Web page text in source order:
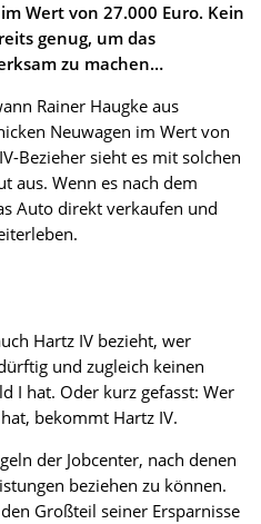
Wert von 27.000 Euro. Kein
genug, um das
zu machen…
Rainer Haugke aus
Neuwagen im Wert von
Bezieher sieht es mit solchen
aus. Wenn es nach dem
Auto direkt verkaufen und
Hartz IV bezieht, wer
und zugleich keinen
I hat. Oder kurz gefasst: Wer
bekommt Hartz IV.
der Jobcenter, nach denen
beziehen zu können.
Großteil seiner Ersparnisse